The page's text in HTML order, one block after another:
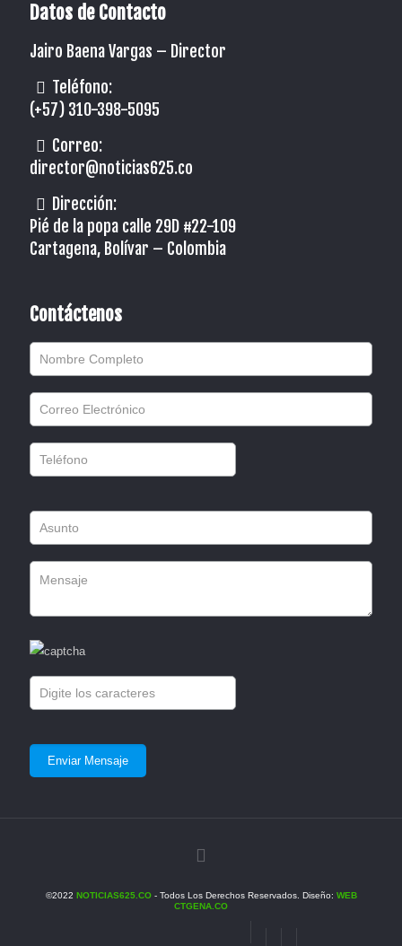
Datos de Contacto
Jairo Baena Vargas – Director
Teléfono:
(+57) 310-398-5095
Correo:
director@noticias625.co
Dirección:
Pié de la popa calle 29D #22-109
Cartagena, Bolívar – Colombia
Contáctenos
©2022 NOTICIAS625.CO- Todos Los Derechos Reservados. Diseño: WEB
CTGENA.CO